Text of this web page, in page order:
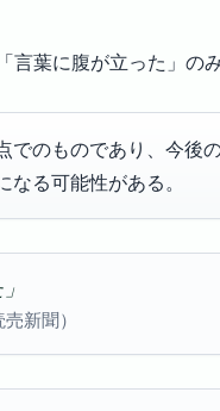
言葉に腹が立った」の
でのものであり、今後
る可能性がある。
新聞）